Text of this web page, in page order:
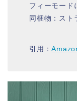
フィーモード
同梱物：スト
引用：